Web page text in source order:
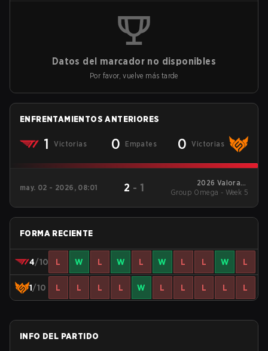
Datos del marcador no disponibles
Por favor, vuelve más tarde
ENFRENTAMIENTOS ANTERIORES
1 Victorias 0 Empates 0 Victorias
may. 02 - 2026, 08:01 2 - 1
2026 Valorant
Champions Tour:
Group Omega - Week 5
FORMA RECIENTE
4/10 L W L W L W L L W L
1/10 L L L L W L L L L L
INFO DEL PARTIDO